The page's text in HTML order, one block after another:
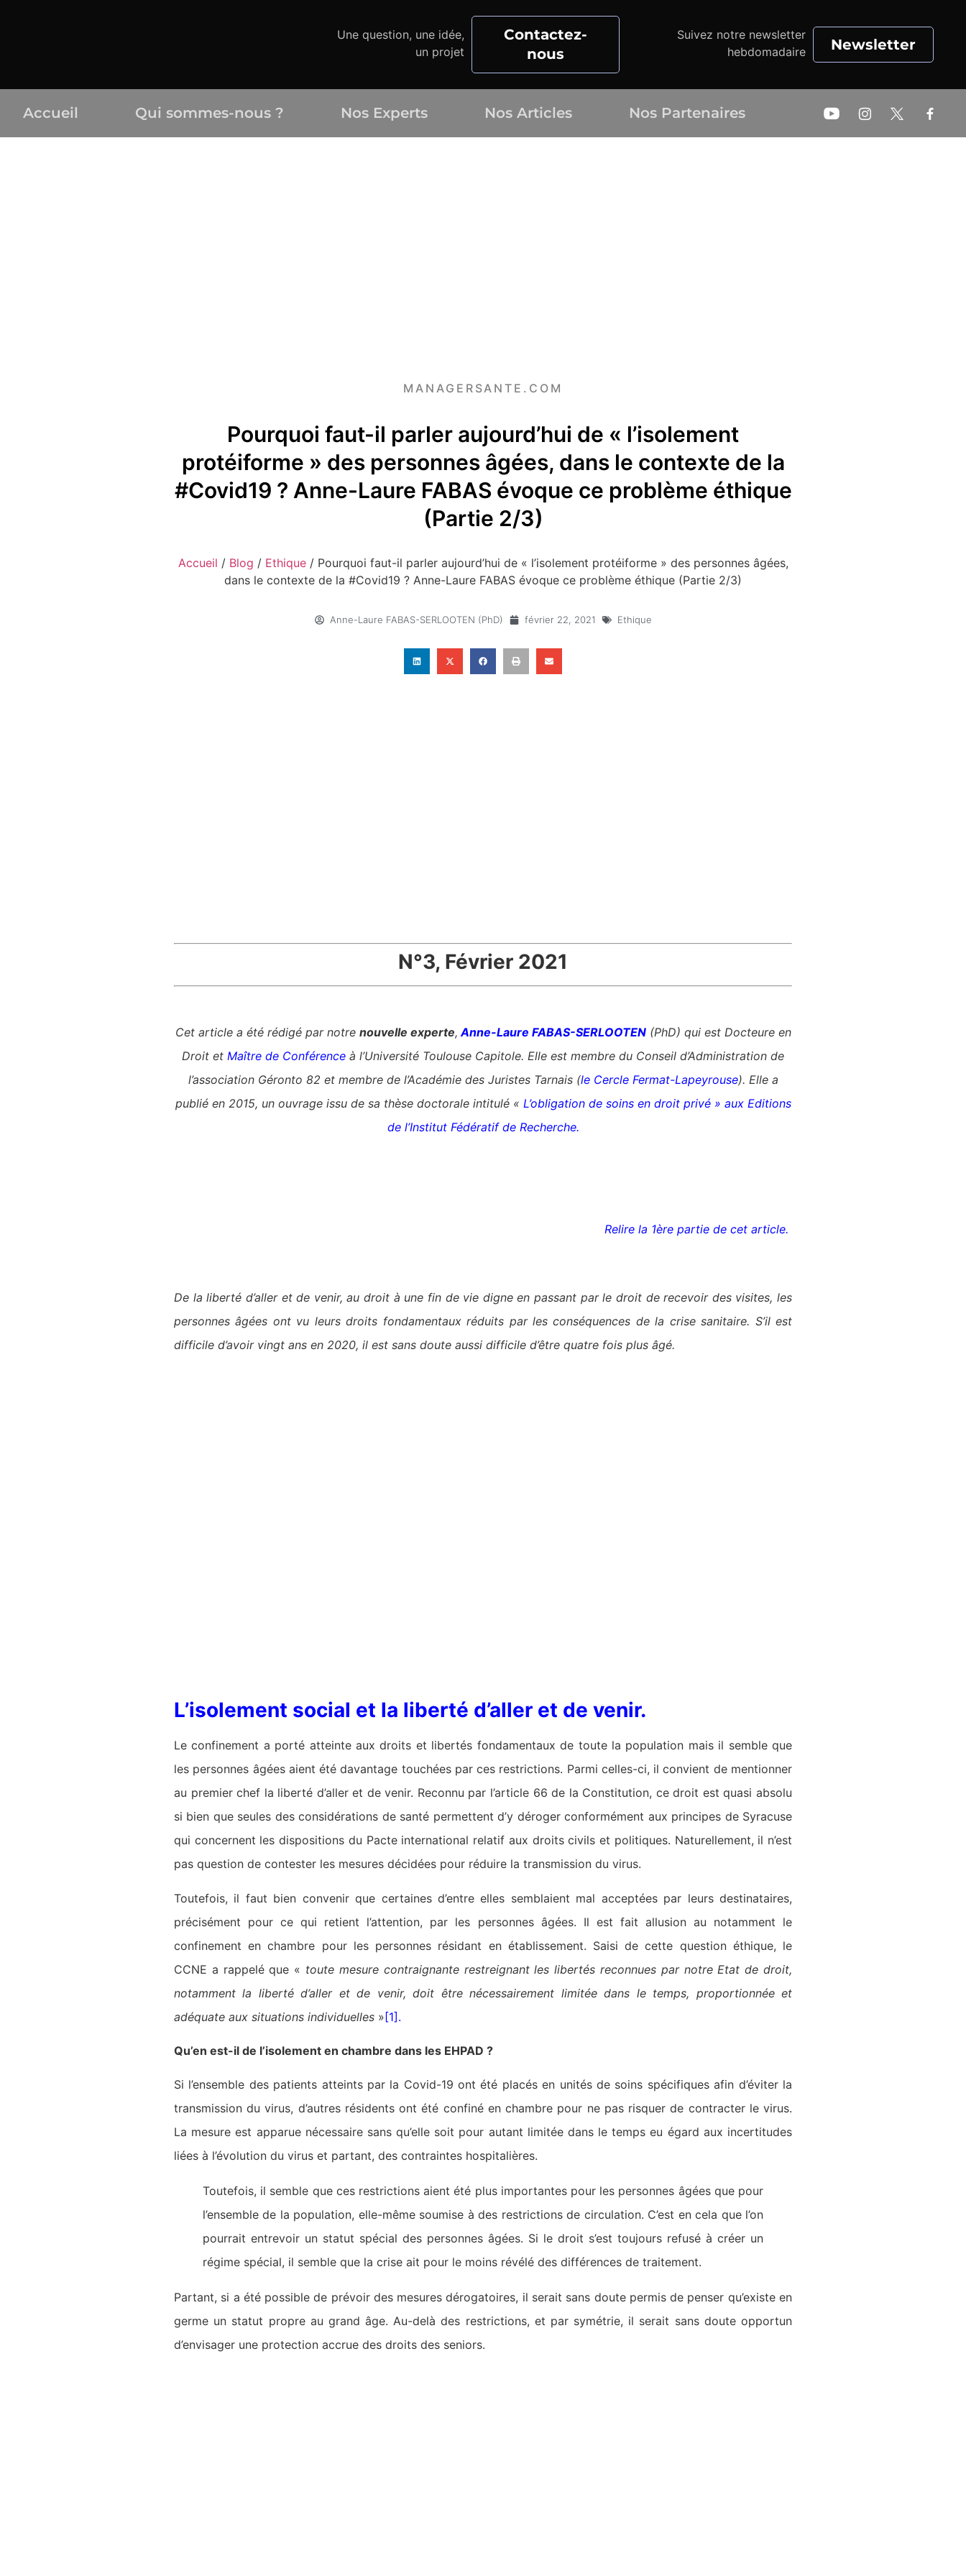
Une question, une idée,
un projet
Contactez-
nous
Suivez notre newsletter
hebdomadaire
Newsletter
Accueil Qui sommes-nous ? Nos Experts Nos Articles Nos Partenaires
MANAGERSANTE.COM
Pourquoi faut-il parler aujourd’hui de « l’isolement
protéiforme » des personnes âgées, dans le contexte de la
#Covid19 ? Anne-Laure FABAS évoque ce problème éthique
(Partie 2/3)
Accueil / Blog / Ethique/ Pourquoi faut-il parler aujourd’hui de « l’isolement protéiforme » des personnes âgées,
dans le contexte de la #Covid19 ? Anne-Laure FABAS évoque ce problème éthique (Partie 2/3)
Anne-Laure FABAS-SERLOOTEN (PhD) février 22, 2021 Ethique
N°3, Février 2021
Cet article a été rédigé par notre nouvelle experte, Anne-Laure FABAS-SERLOOTEN(PhD) qui est Docteure en
Droit et Maître de Conférence à l’Université Toulouse Capitole. Elle est membre du Conseil d’Administration de
l’association Géronto 82 et membre de l’Académie des Juristes Tarnais (le Cercle Fermat-Lapeyrouse). Elle a
publié en 2015, un ouvrage issu de sa thèse doctorale intitulé « L’obligation de soins en droit privé » aux Editions
de l’Institut Fédératif de Recherche.
Relire la 1ère partie de cet article.
De la liberté d’aller et de venir, au droit à une fin de vie digne en passant par le droit de recevoir des visites, les
personnes âgées ont vu leurs droits fondamentaux réduits par les conséquences de la crise sanitaire. S’il est
difficile d’avoir vingt ans en 2020, il est sans doute aussi difficile d’être quatre fois plus âgé.
L’isolement social et la liberté d’aller et de venir.
Le confinement a porté atteinte aux droits et libertés fondamentaux de toute la population mais il semble que
les personnes âgées aient été davantage touchées par ces restrictions. Parmi celles-ci, il convient de mentionner
au premier chef la liberté d’aller et de venir. Reconnu par l’article 66 de la Constitution, ce droit est quasi absolu
si bien que seules des considérations de santé permettent d’y déroger conformément aux principes de Syracuse
qui concernent les dispositions du Pacte international relatif aux droits civils et politiques. Naturellement, il n’est
pas question de contester les mesures décidées pour réduire la transmission du virus.
Toutefois, il faut bien convenir que certaines d’entre elles semblaient mal acceptées par leurs destinataires,
précisément pour ce qui retient l’attention, par les personnes âgées. Il est fait allusion au notamment le
confinement en chambre pour les personnes résidant en établissement. Saisi de cette question éthique, le
CCNE a rappelé que « toute mesure contraignante restreignant les libertés reconnues par notre Etat de droit,
notamment la liberté d’aller et de venir, doit être nécessairement limitée dans le temps, proportionnée et
adéquate aux situations individuelles »[1].
Qu’en est-il de l’isolement en chambre dans les EHPAD ?
Si l’ensemble des patients atteints par la Covid-19 ont été placés en unités de soins spécifiques afin d’éviter la
transmission du virus, d’autres résidents ont été confiné en chambre pour ne pas risquer de contracter le virus.
La mesure est apparue nécessaire sans qu’elle soit pour autant limitée dans le temps eu égard aux incertitudes
liées à l’évolution du virus et partant, des contraintes hospitalières.
Toutefois, il semble que ces restrictions aient été plus importantes pour les personnes âgées que pour
l’ensemble de la population, elle-même soumise à des restrictions de circulation. C’est en cela que l’on
pourrait entrevoir un statut spécial des personnes âgées. Si le droit s’est toujours refusé à créer un
régime spécial, il semble que la crise ait pour le moins révélé des différences de traitement.
Partant, si a été possible de prévoir des mesures dérogatoires, il serait sans doute permis de penser qu’existe en
germe un statut propre au grand âge. Au-delà des restrictions, et par symétrie, il serait sans doute opportun
d’envisager une protection accrue des droits des seniors.